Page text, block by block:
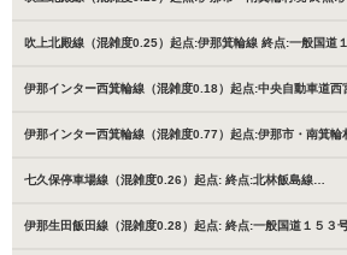
吹上北殿線（混雑度0.25）起点:伊那箕輪線 終点:一般国道
伊那インター西箕輪線（混雑度0.18）起点:中央自動車道
伊那インター西箕輪線（混雑度0.77）起点:伊那市・南箕
七久保停車場線（混雑度0.26）起点: 終点:北林飯島線…
伊那生田飯田線（混雑度0.28）起点: 終点:一般国道１５３